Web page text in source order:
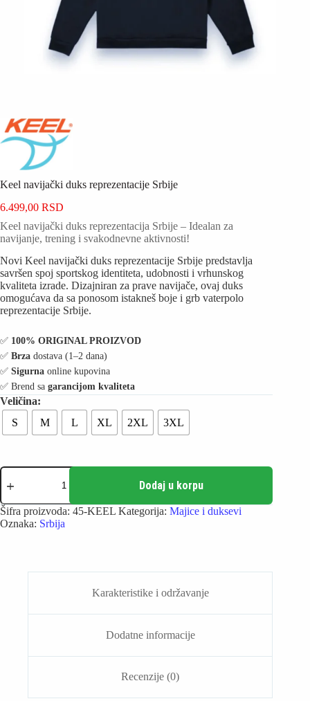
Keel navijački duks reprezentacije Srbije
6.499,00 RSD
Keel navijački duks reprezentacija Srbije – Idealan za
navijanje, trening i svakodnevne aktivnosti!
Novi Keel navijački duks reprezentacije Srbije predstavlja
savršen spoj sportskog identiteta, udobnosti i vrhunskog
kvaliteta izrade. Dizajniran za prave navijače, ovaj duks
omogućava da sa ponosom istakneš boje i grb vaterpolo
reprezentacije Srbije.
✅️ 100% ORIGINAL PROIZVOD
✅️ Brza dostava (1–2 dana)
✅️ Sigurna online kupovina
✅️ Brend sa garancijom kvaliteta
S M L XL 2XL 3XL
Keel
navijački
reprezentacije
Srbije
količina
Dodaj u korpu
Šifra proizvoda: 45-KEEL Kategorija: Majice i duksevi
Oznaka: Srbija
Karakteristike i održavanje
Dodatne informacije
Recenzije (0)